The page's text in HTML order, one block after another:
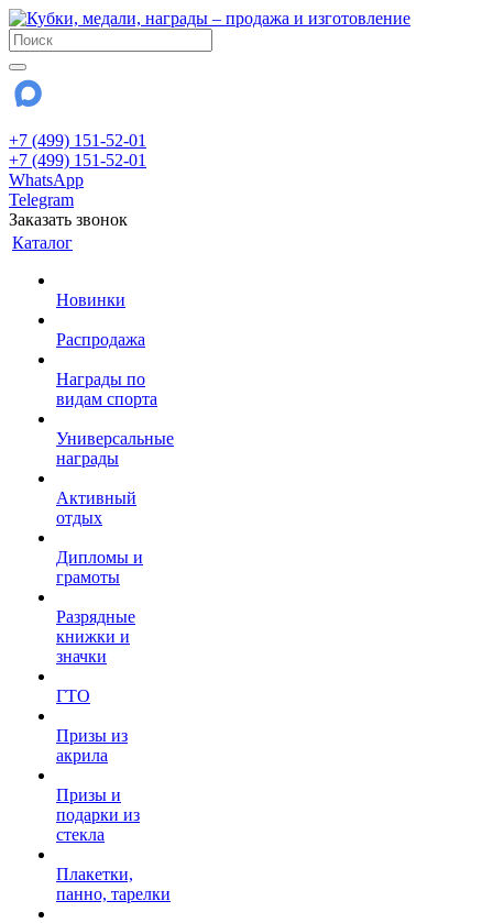
+7 (499) 151-52-01
+7 (499) 151-52-01
WhatsApp
Telegram
Заказать звонок
Каталог
Новинки
Распродажа
Награды по
видам спорта
Универсальные
награды
Активный
отдых
Дипломы и
грамоты
Разрядные
книжки и
значки
ГТО
Призы из
акрила
Призы и
подарки из
стекла
Плакетки,
панно, тарелки